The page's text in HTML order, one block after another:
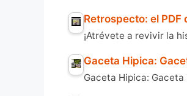
Retrospecto: el
¡Atrévete a revivir la
Gaceta Hipica:
Gaceta Hipica: